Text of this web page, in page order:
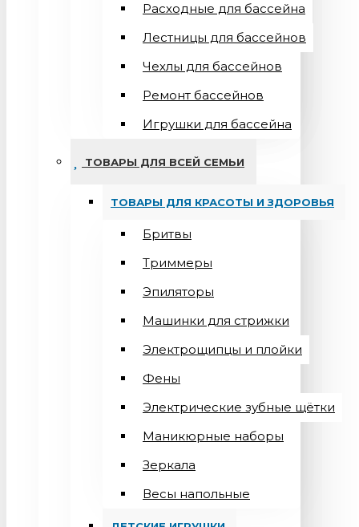
Расходные для бассейна
Лестницы для бассейнов
Чехлы для бассейнов
Ремонт бассейнов
Игрушки для бассейна
ТОВАРЫ ДЛЯ ВСЕЙ СЕМЬИ
ТОВАРЫ ДЛЯ КРАСОТЫ И ЗДОРОВЬЯ
Бритвы
Триммеры
Эпиляторы
Машинки для стрижки
Электрощипцы и плойки
Фены
Электрические зубные щётки
Маникюрные наборы
Зеркала
Весы напольные